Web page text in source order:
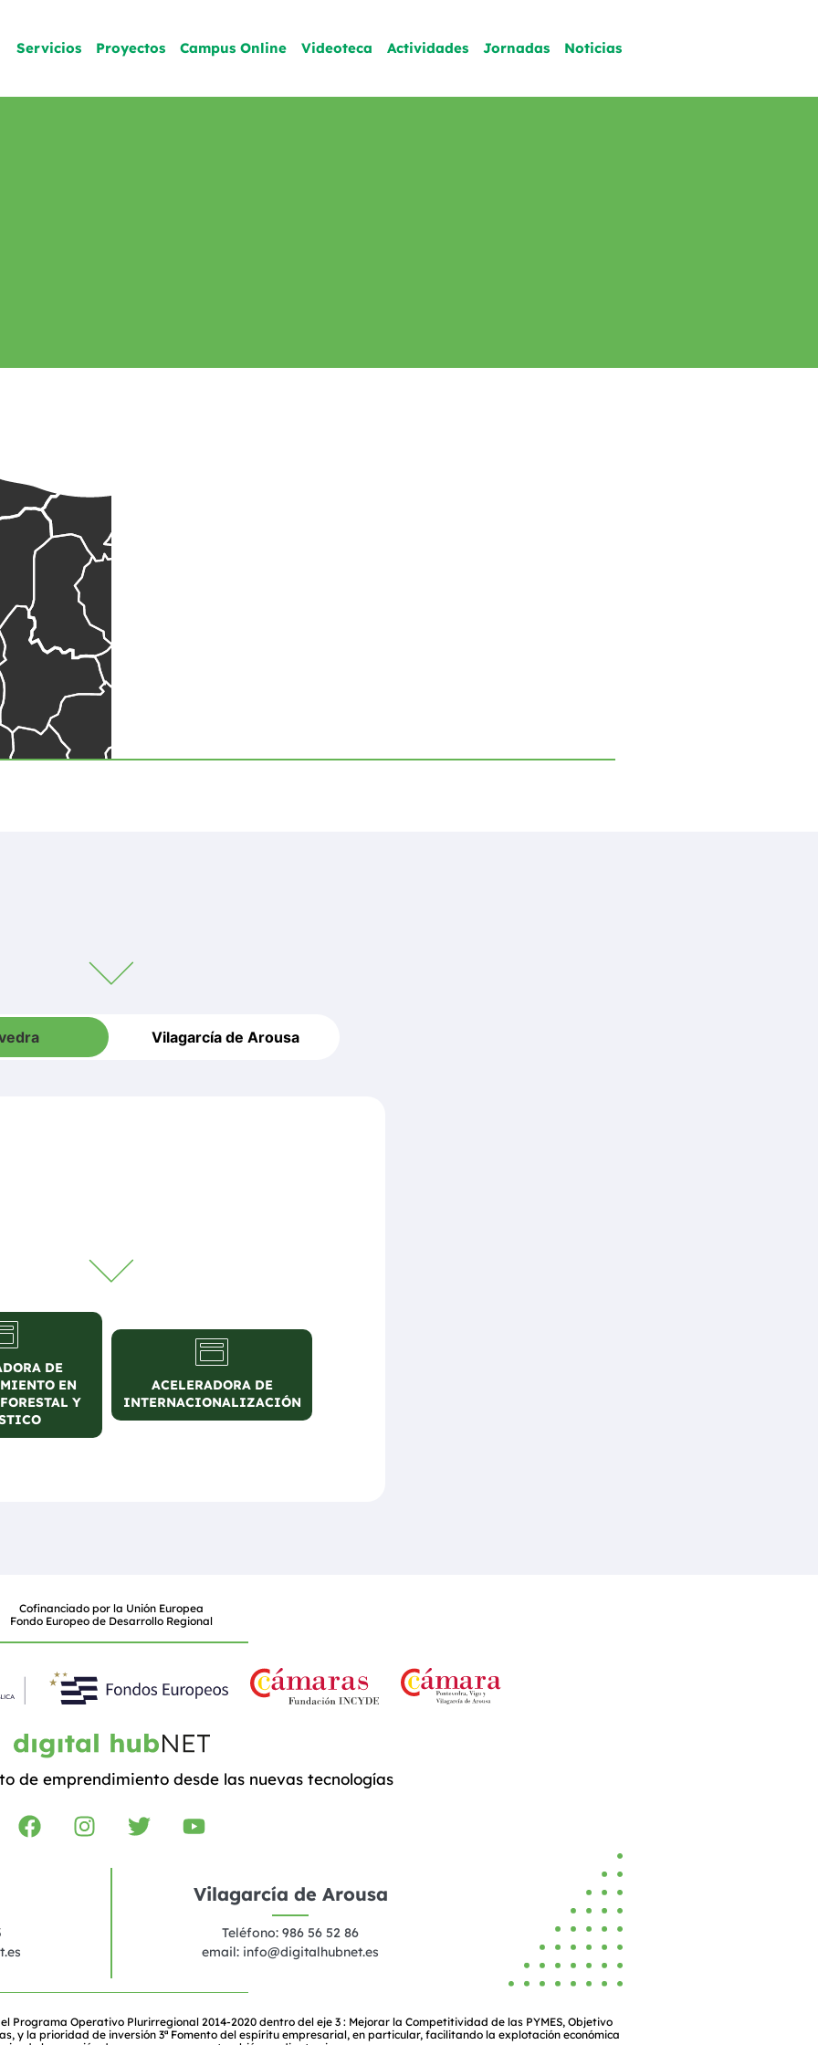
Servicios Proyectos Campus Online Videoteca Actividades Jornadas Noticias
Vilagarcía de Arousa
DE
EN
Y
ACELERADORA DE
INTERNACIONALIZACIÓN
DE
COMERCIO
ACELERADORA DE
INTERNACIONALIZACIÓN
Cofinanciado por la Unión Europea
Fondo Europeo de Desarrollo Regional
de emprendimiento desde las nuevas tecnologías
Vilagarcía de Arousa
Teléfono: 986 56 52 86
email: info@digitalhubnet.es
Programa Operativo Plurirregional 2014-2020 dentro del eje 3 : Mejorar la Competitividad de las PYMES, Objetivo
y la prioridad de inversión 3ª Fomento del espíritu empresarial, en particular, facilitando la explotación económica